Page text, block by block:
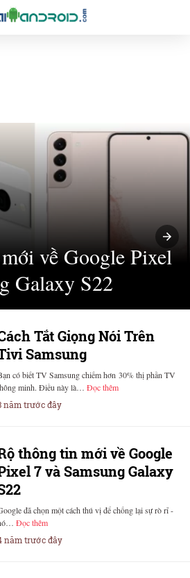
về Google Pixel
Galaxy S22
Tắt Giọng Nói Trên
Samsung
có biết TV Samsung chiếm hơn 30% thị phần TV
minh. Điều này là… Đọc thêm
năm trước đây
thông tin mới về Google
7 và Samsung Galaxy
đã chọn một cách thú vị để chống lại sự rò rỉ -
Đọc thêm
năm trước đây